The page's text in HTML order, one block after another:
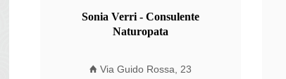
SoniaVerri - Consulente
Naturopata
Via Guido Rossa, 23